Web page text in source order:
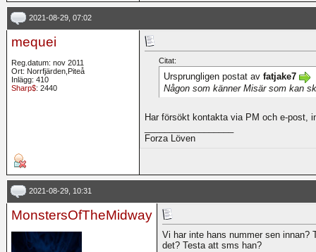
2021-08-29, 07:02
mequei
Reg.datum: nov 2011
Ort: Norrfjärden,Piteå
Inlägg: 410
Sharp$: 2440
Citat:
Ursprungligen postat av fatjake7
Någon som känner Misär som kan
Har försökt kontakta via PM och e-post,
Forza Löven
2021-08-29, 10:31
MonstersOfTheMidway
Vi har inte hans nummer sen
det? Testa att sms han?